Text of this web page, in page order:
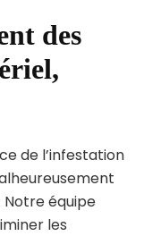
des
de l’infestation
équipe
les